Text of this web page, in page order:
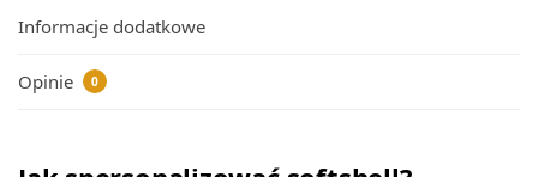
Informacje dodatkowe
Opinie 0